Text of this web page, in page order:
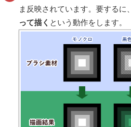
ま反映されています。要するに、
って描く という動作をします。